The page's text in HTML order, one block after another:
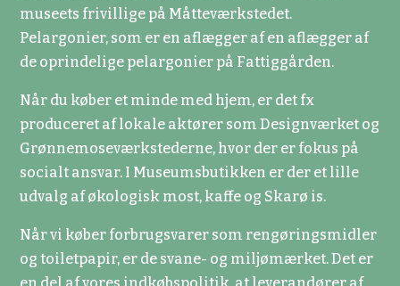
museets frivillige på Måtteværkstedet.
Pelargonier, som er en aflægger af en aflægger af
de oprindelige pelargonier på Fattiggården.
Når du køber et minde med hjem, er det fx
produceret af lokale aktører som Designværket og
Grønnemoseværkstederne, hvor der er fokus på
socialt ansvar. I Museumsbutikken er der et lille
udvalg af økologisk most, kaffe og Skarø is.
Når vi køber forbrugsvarer som rengøringsmidler
og toiletpapir, er de svane- og miljømærket. Det er